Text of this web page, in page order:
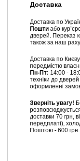
Доставка
Доставка по
Пошти або
дверей. Переказ
також за наш
Доставка по
передмістю
Пн-Пт: 14:00 -
техніки до
оформленні
Зверніть увагу!
доставки 70 грн,
передплаті),
Поштою - 600 грн.